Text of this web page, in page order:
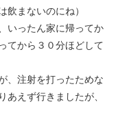
飲まないのにね）
いったん家に帰ってか
てから３０分ほどして
、注射を打ったためな
あえず行きましたが、